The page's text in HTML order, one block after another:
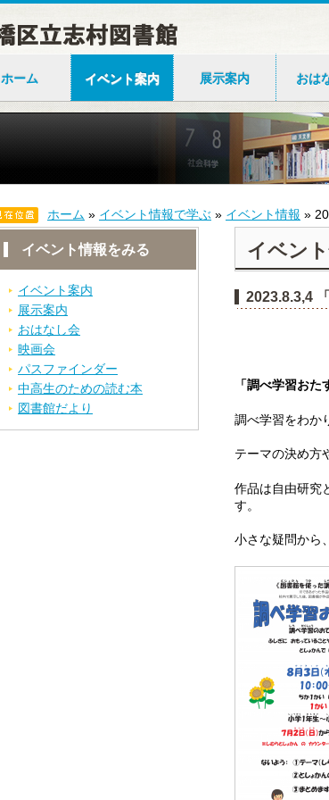
ホーム イベント案内 展示案内 おは
ホーム » イベント情報で学ぶ » イベント情報 »
イベント情報をみる
イベント案内
展示案内
おはなし会
映画会
パスファインダー
中高生のための読む本
図書館だより
イベン
2023.8.3,4
「調べ学習お
調べ学習をわか
テーマの決め方
作品は自由研究
す。
小さな疑問から